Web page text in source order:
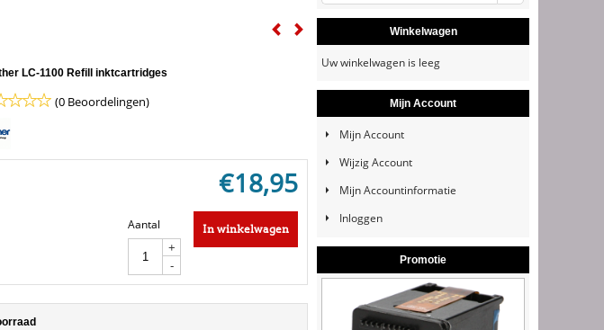
LC-1100 Refill inktcartridges
(0 Beoordelingen)
€18,95
Aantal
+
-
In winkelwagen
Winkelwagen
Uw winkelwagen is leeg
Mijn Account
Mijn Account
Wijzig Account
Mijn Accountinformatie
Inloggen
Promotie